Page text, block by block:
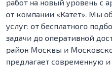
работ на новый уровень с
от компании «Катет». Мы
услуг: от бесплатного
задачи до оперативной
район Москвы и
предлагает современную